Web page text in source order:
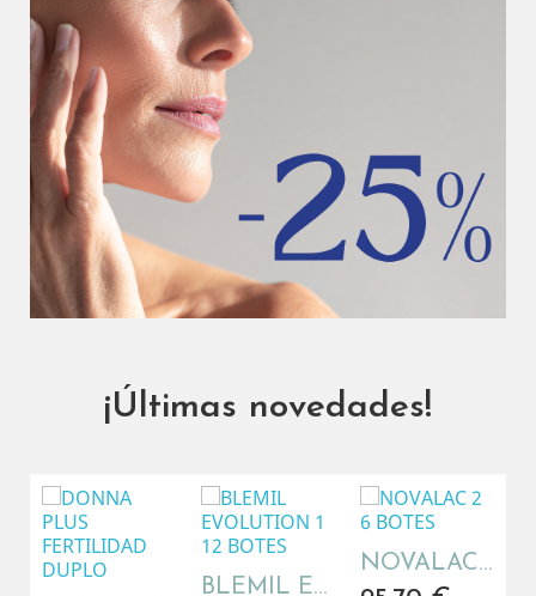
¡Últimas novedades!
BLEMIL EVOLUTION 1 12 BOTES
NOVALAC 2 6 BOTES